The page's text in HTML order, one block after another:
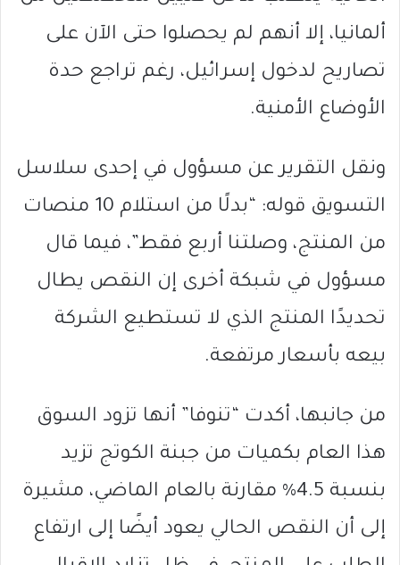
ألمانيا، إلا أنهم لم يحصلوا حتى الآن على
تصاريح لدخول إسرائيل، رغم تراجع حدة
الأوضاع الأمنية.
ونقل التقرير عن مسؤول في إحدى سلاسل
التسويق قوله: “بدلًا من استلام 10 منصات
من المنتج، وصلتنا أربع فقط”، فيما قال
مسؤول في شبكة أخرى إن النقص يطال
تحديدًا المنتج الذي لا تستطيع الشركة
بيعه بأسعار مرتفعة.
من جانبها، أكدت “تنوفا” أنها تزود السوق
هذا العام بكميات من جبنة الكوتج تزيد
بنسبة 4.5% مقارنة بالعام الماضي، مشيرة
إلى أن النقص الحالي يعود أيضًا إلى ارتفاع